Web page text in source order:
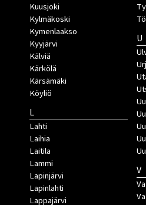
Kuusjoki
Kylmäkoski
Kymenlaakso
Kyyjärvi
Kälviä
Kärkölä
Kärsämäki
Köyliö
L
Lahti
Laihia
Laitila
Lammi
Lapinjärvi
Lapinlahti
Lappajärvi
U
V